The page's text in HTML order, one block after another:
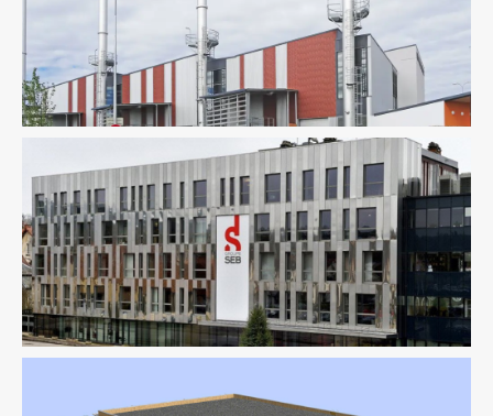
Industrie Ingenierie TCE
Fluides Industrie Pilotage D'opération / MOEX